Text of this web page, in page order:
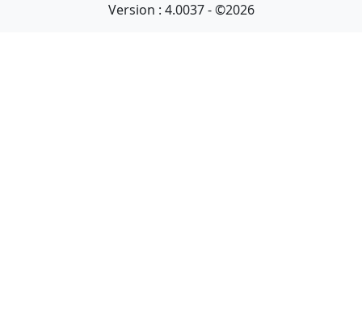
Version : 4.0037 - ©2026